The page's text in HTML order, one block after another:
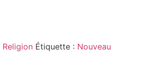
Religion Étiquette : Nouveau